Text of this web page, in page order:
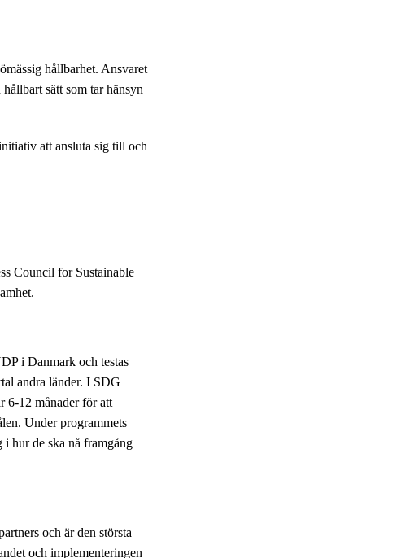
hållbarhet. Ansvaret
sätt som tar hänsyn
att ansluta sig till och
Council for Sustainable
i Danmark och testas
andra länder. I SDG
6-12 månader för att
Under programmets
hur de ska nå framgång
och är den största
och implementeringen